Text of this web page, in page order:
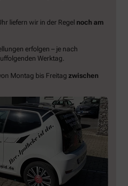
liefern wir in der Regel noch am
erfolgen – je nach
Werktag.
Montag bis Freitag zwischen